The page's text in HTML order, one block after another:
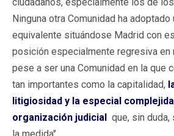
Ninguna otra Comunidad ha adoptado
equivalente situándose Madrid con
posición especialmente regresiva en
pese a ser una Comunidad en la que
tan importantes como la capitalidad,
litigiosidad y la especial
organización judicial que, sin duda,